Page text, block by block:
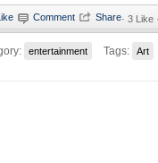
· 3 Like
entertainment Tags: Art